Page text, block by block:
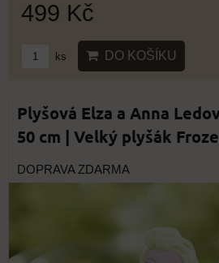
499 Kč
ks DO KOŠÍKU
Plyšová Elza a Anna
50 cm | Velký plyšák
DOPRAVA ZDARMA